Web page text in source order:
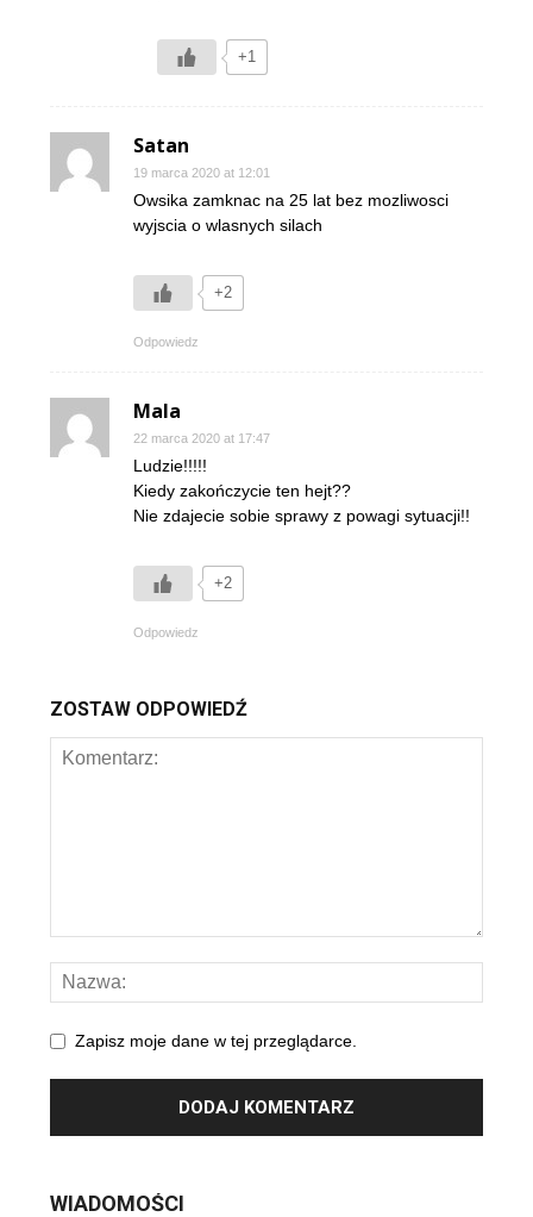
+1
Satan
19 marca 2020 at 12:01
Owsika zamknac na 25 lat bez mozliwosci
wyjscia o wlasnych silach
+2
Odpowiedz
Mala
22 marca 2020 at 17:47
Ludzie!!!!!
Kiedy zakończycie ten hejt??
Nie zdajecie sobie sprawy z powagi sytuacji!!
+2
Odpowiedz
ZOSTAW ODPOWIEDŹ
Zapisz moje dane w tej przeglądarce.
WIADOMOŚCI